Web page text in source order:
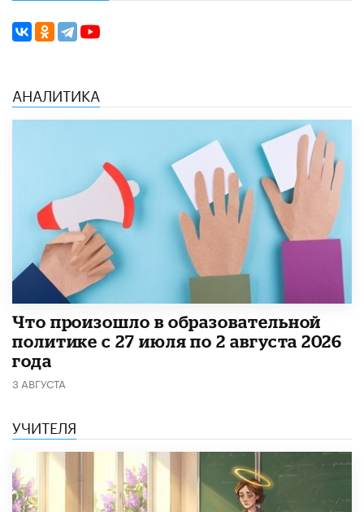
АНАЛИТИКА
​Что произошло в образовательной
политике с 27 июля по 2 августа 2026
года
3 АВГУСТА
УЧИТЕЛЯ